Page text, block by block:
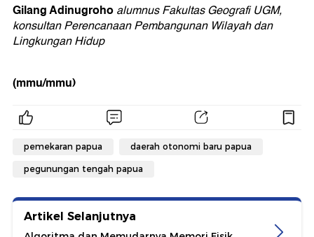
Gilang Adinugrohoalumnus Fakultas Geografi UGM,
konsultan Perencanaan Pembangunan Wilayah dan
Lingkungan Hidup
(mmu/mmu)
pemekaran papua daerah otonomi baru papua
pegunungan tengah papua
Artikel Selanjutnya